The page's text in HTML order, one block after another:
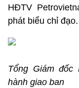
HĐTV
phát biểu chỉ đạo.
Tổng Giám đốc
hành giao ban